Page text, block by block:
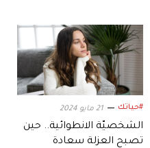
#حياتك 21 مايو 2024
الشخصيّة الانطوائية.. حين
تصبح العزلة سعادة